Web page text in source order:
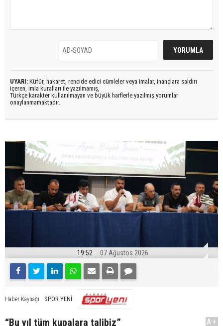
UYARI: Küfür, hakaret, rencide edici cümleler veya imalar, inançlara saldırı
içeren, imla kuralları ile yazılmamış,
Türkçe karakter kullanılmayan ve büyük harflerle yazılmış yorumlar
onaylanmamaktadır.
19:52 07 Ağustos 2026
Haber Kaynağı SPOR YENİ
“Bu yıl tüm kupalara talibiz” A+